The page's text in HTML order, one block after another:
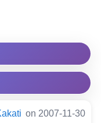
on 2007-11-30